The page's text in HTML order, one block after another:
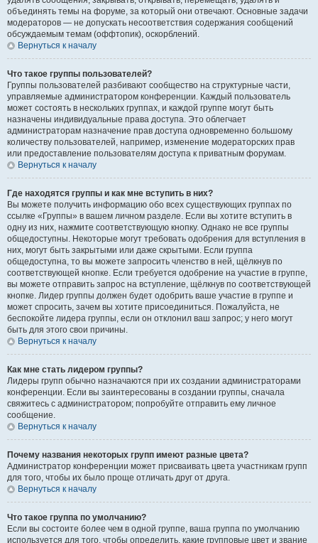
объединять темы на форуме, за который они отвечают. Основные задачи
модераторов — не допускать несоответствия содержания сообщений
обсуждаемым темам (оффтопик), оскорблений.
Вернуться к началу
Что такое группы пользователей?
Группы пользователей разбивают сообщество на структурные части,
управляемые администратором конференции. Каждый пользователь
может состоять в нескольких группах, и каждой группе могут быть
назначены индивидуальные права доступа. Это облегчает
администраторам назначение прав доступа одновременно большому
количеству пользователей, например, изменение модераторских прав
или предоставление пользователям доступа к приватным форумам.
Вернуться к началу
Где находятся группы и как мне вступить в них?
Вы можете получить информацию обо всех существующих группах по
ссылке «Группы» в вашем личном разделе. Если вы хотите вступить в
одну из них, нажмите соответствующую кнопку. Однако не все группы
общедоступны. Некоторые могут требовать одобрения для вступления в
них, могут быть закрытыми или даже скрытыми. Если группа
общедоступна, то вы можете запросить членство в ней, щёлкнув по
соответствующей кнопке. Если требуется одобрение на участие в группе,
вы можете отправить запрос на вступление, щёлкнув по соответствующей
кнопке. Лидер группы должен будет одобрить ваше участие в группе и
может спросить, зачем вы хотите присоединиться. Пожалуйста, не
беспокойте лидера группы, если он отклонил ваш запрос; у него могут
быть для этого свои причины.
Вернуться к началу
Как мне стать лидером группы?
Лидеры групп обычно назначаются при их создании администраторами
конференции. Если вы заинтересованы в создании группы, сначала
свяжитесь с администратором; попробуйте отправить ему личное
сообщение.
Вернуться к началу
Почему названия некоторых групп имеют разные цвета?
Администратор конференции может присваивать цвета участникам групп
для того, чтобы их было проще отличать друг от друга.
Вернуться к началу
Что такое группа по умолчанию?
Если вы состоите более чем в одной группе, ваша группа по умолчанию
используется для того, чтобы определить, какие групповые цвет и звание